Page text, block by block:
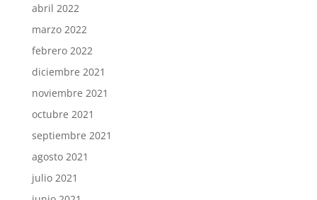
abril 2022
marzo 2022
febrero 2022
diciembre 2021
noviembre 2021
octubre 2021
septiembre 2021
agosto 2021
julio 2021